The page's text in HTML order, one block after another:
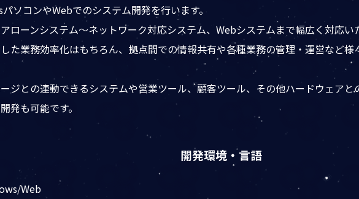
ソコンやWebでのシステム開発を行います。
ローンシステム～ネットワーク対応システム、Webシステムまで幅広く対応い
た業務効率化はもちろん、拠点間での情報共有や各種業務の管理・運営など
ジとの連動できるシステムや営業ツール、顧客ツール、その他ハードウェア
発も可能です。
開発環境・言語
Web